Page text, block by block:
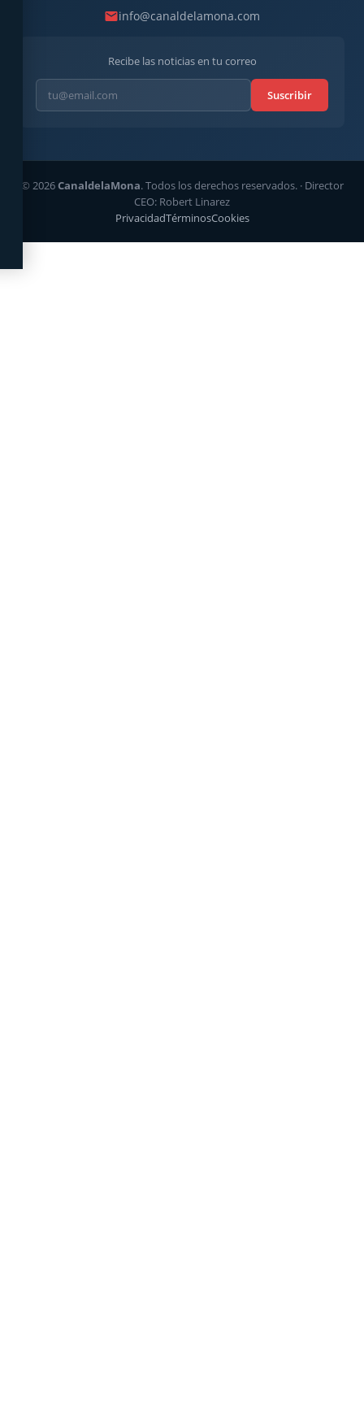
info@canaldelamona.com
Recibe las noticias en tu correo
Suscribir
© 2026CanaldelaMona. Todos los derechos reservados. · Director
CEO: Robert Linarez
PrivacidadTérminosCookies